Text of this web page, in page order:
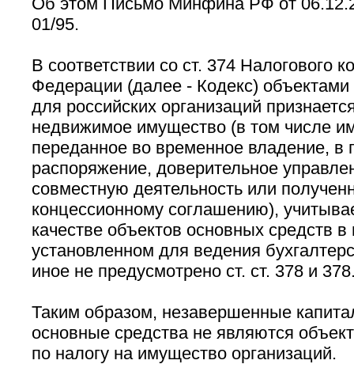
01/95.
В соответствии со ст. 374 Налогового
Федерации (далее - Кодекс)
для российских организаций
недвижимое имущество (в том числе
переданное во временное владение, в
распоряжение, доверительное
совместную деятельность или
концессионному соглашению),
качестве объектов основных средств в
установленном для ведения
иное не предусмотрено ст. ст. 378 и
Таким образом, незавершенные
основные средства не являются
по налогу на имущество организаций.